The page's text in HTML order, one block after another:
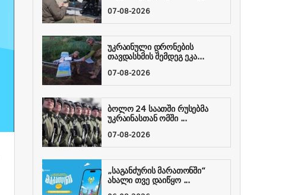
07-08-2026
უკრაინული დრონების
თავდასხმის შემდეგ ეკა...
07-08-2026
ბოლო 24 საათში რუსებმა
უკრაინასთან ომში ...
07-08-2026
„საგანძურის მარათონში“
ახალი თვე დაიწყო ...